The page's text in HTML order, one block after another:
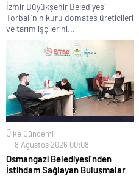
İzmir Büyükşehir Belediyesi,
Torbalı’nın kuru domates üreticileri
ve tarım işçilerini...
Ülke Gündemi
8 Ağustos 2026 00:08
Osmangazi Belediyesi’nden
İstihdam Sağlayan Buluşmalar